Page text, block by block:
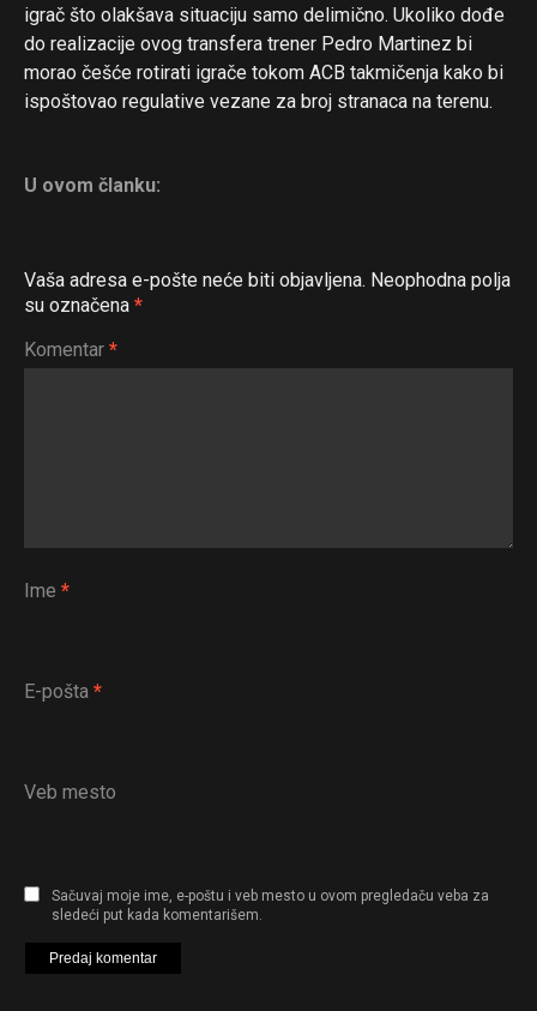
igrač što olakšava situaciju samo delimično. Ukoliko dođe
do realizacije ovog transfera trener Pedro Martinez bi
morao češće rotirati igrače tokom ACB takmičenja kako bi
ispoštovao regulative vezane za broj stranaca na terenu.
U ovom članku:
Vaša adresa e-pošte neće biti objavljena. Neophodna polja
su označena *
Komentar *
Ime *
E-pošta *
Veb mesto
Sačuvaj moje ime, e-poštu i veb mesto u ovom pregledaču veba za
sledeći put kada komentarišem.